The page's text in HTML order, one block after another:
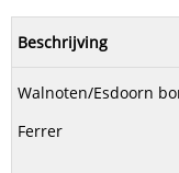
Beschrijving
Walnoten/Esdoorn
Ferrer